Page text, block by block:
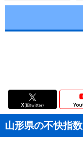
山形県の不快指数